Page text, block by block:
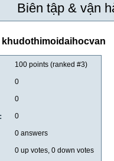
Biên tập & vận
100 points (ranked #3)
0
0
0
0 answers
0 up votes, 0 down votes